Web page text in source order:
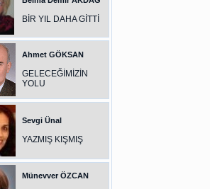
BİR YIL DAHA GİTTİ
Ahmet GÖKSAN
GELECEĞİMİZİN
YOLU
Sevgi Ünal
YAZMIŞ KIŞMIŞ
Münevver ÖZCAN